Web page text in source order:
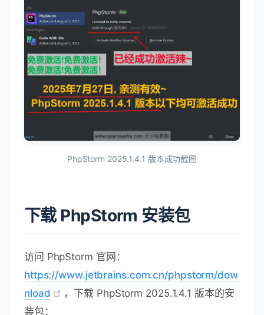
PhpStorm 2025.1.4.1 版本成功截图
下载 PhpStorm 安装包
访问 PhpStorm 官网：
https://www.jetbrains.com.cn/phpstorm/dow
nload
，下载 PhpStorm 2025.1.4.1 版本的安
装包：